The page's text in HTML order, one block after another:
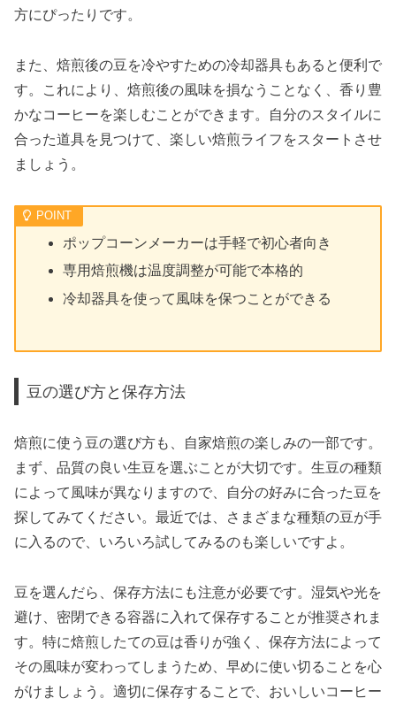
方にぴったりです。
また、焙煎後の豆を冷やすための冷却器具もあると便利で
す。これにより、焙煎後の風味を損なうことなく、香り豊
かなコーヒーを楽しむことができます。自分のスタイルに
合った道具を見つけて、楽しい焙煎ライフをスタートさせ
ましょう。
ポップコーンメーカーは手軽で初心者向き
専用焙煎機は温度調整が可能で本格的
冷却器具を使って風味を保つことができる
豆の選び方と保存方法
焙煎に使う豆の選び方も、自家焙煎の楽しみの一部です。
まず、品質の良い生豆を選ぶことが大切です。生豆の種類
によって風味が異なりますので、自分の好みに合った豆を
探してみてください。最近では、さまざまな種類の豆が手
に入るので、いろいろ試してみるのも楽しいですよ。
豆を選んだら、保存方法にも注意が必要です。湿気や光を
避け、密閉できる容器に入れて保存することが推奨されま
す。特に焙煎したての豆は香りが強く、保存方法によって
その風味が変わってしまうため、早めに使い切ることを心
がけましょう。適切に保存することで、おいしいコーヒー